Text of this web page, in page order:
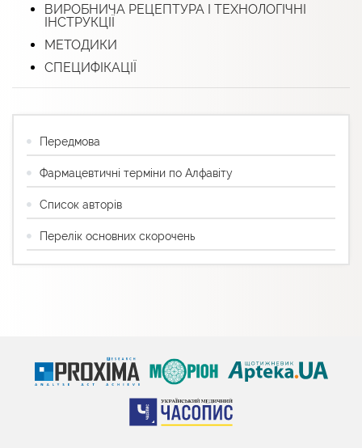
ВИРОБНИЧА РЕЦЕПТУРА І ТЕХНОЛОГІЧНІ
ІНСТРУКЦІЇ
МЕТОДИКИ
СПЕЦИФІКАЦІЇ
Передмова
Фармацевтичні терміни по Алфавіту
Список авторів
Перелік основних скорочень